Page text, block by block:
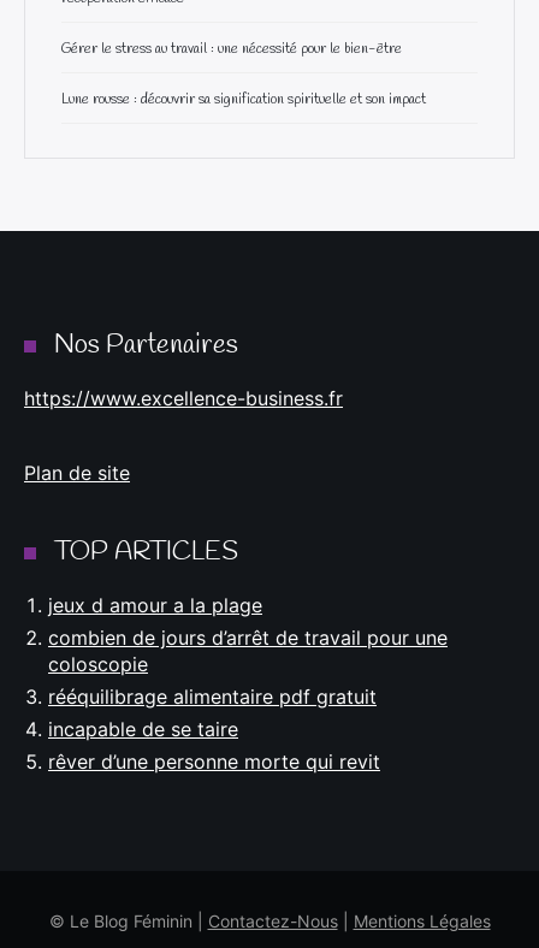
Gérer le stress au travail : une nécessité pour le bien-être
Lune rousse : découvrir sa signification spirituelle et son impact
Nos Partenaires
https://www.excellence-business.fr
Plan de site
TOP ARTICLES
jeux d amour a la plage
combien de jours d’arrêt de travail pour une
coloscopie
rééquilibrage alimentaire pdf gratuit
incapable de se taire
rêver d’une personne morte qui revit
© Le Blog Féminin | Contactez-Nous| Mentions Légales